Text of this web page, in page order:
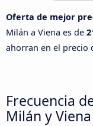
Oferta de mejor
Milán a Viena es de
ahorran en el precio
Frecuencia
Milán y Viena